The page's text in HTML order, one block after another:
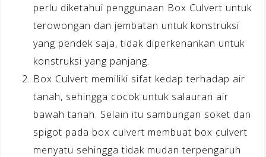
perlu diketahui penggunaan Box Culvert untuk
terowongan dan jembatan untuk konstruksi
yang pendek saja, tidak diperkenankan untuk
konstruksi yang panjang.
Box Culvert memiliki sifat kedap terhadap air
tanah, sehingga cocok untuk salauran air
bawah tanah. Selain itu sambungan soket dan
spigot pada box culvert membuat box culvert
menyatu sehingga tidak mudan terpengaruh